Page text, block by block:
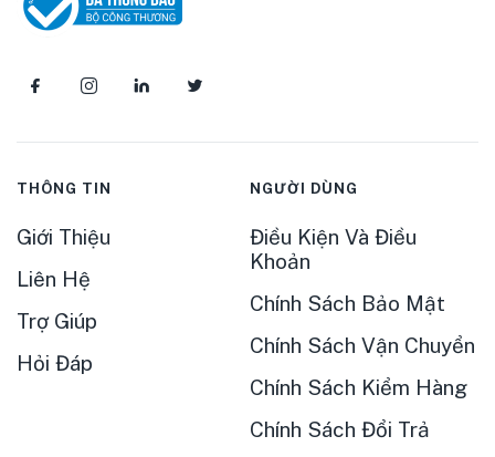
THÔNG TIN
Giới Thiệu
Liên Hệ
Trợ Giúp
Hỏi Đáp
NGƯỜI DÙNG
Điều Kiện Và Điều
Khoản
Chính Sách Bảo Mật
Chính Sách Vận Chuyển
Chính Sách Kiểm Hàng
Chính Sách Đổi Trả